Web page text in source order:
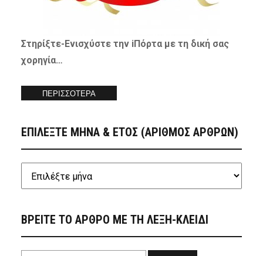
Στηρίξτε-Ενισχύστετην iΠόρτα με τη δική σας
χορηγία…
ΠΕΡΙΣΣΟΤΕΡΑ
ΕΠΙΛΕΞΤΕ ΜΗΝΑ & ΕΤΟΣ (ΑΡΙΘΜΟΣ ΑΡΘΡΩΝ)
ΒΡΕΙΤΕ ΤΟ ΑΡΘΡΟ ΜΕ ΤΗ ΛΕΞΗ-ΚΛΕΙΔΙ